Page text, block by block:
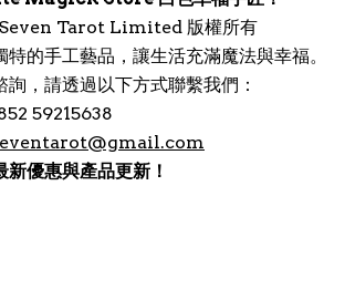
Tarot Limited 版權所有
的手工藝品，讓生活充滿魔法與幸福。
，請透過以下方式聯繫我們：
59215638
優惠與產品更新！